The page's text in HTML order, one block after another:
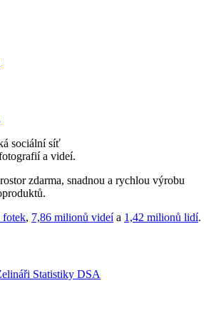
sociální síť
a videí.
zdarma, snadnou a rychlou výrobu
fotek, 7,86 milionů videía 1,42 milionů lidí.
Statistiky DSA